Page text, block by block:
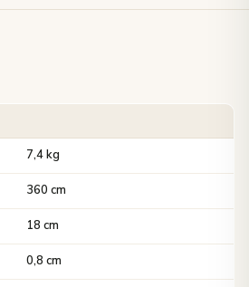
7,4 kg
360 cm
18 cm
0,8 cm